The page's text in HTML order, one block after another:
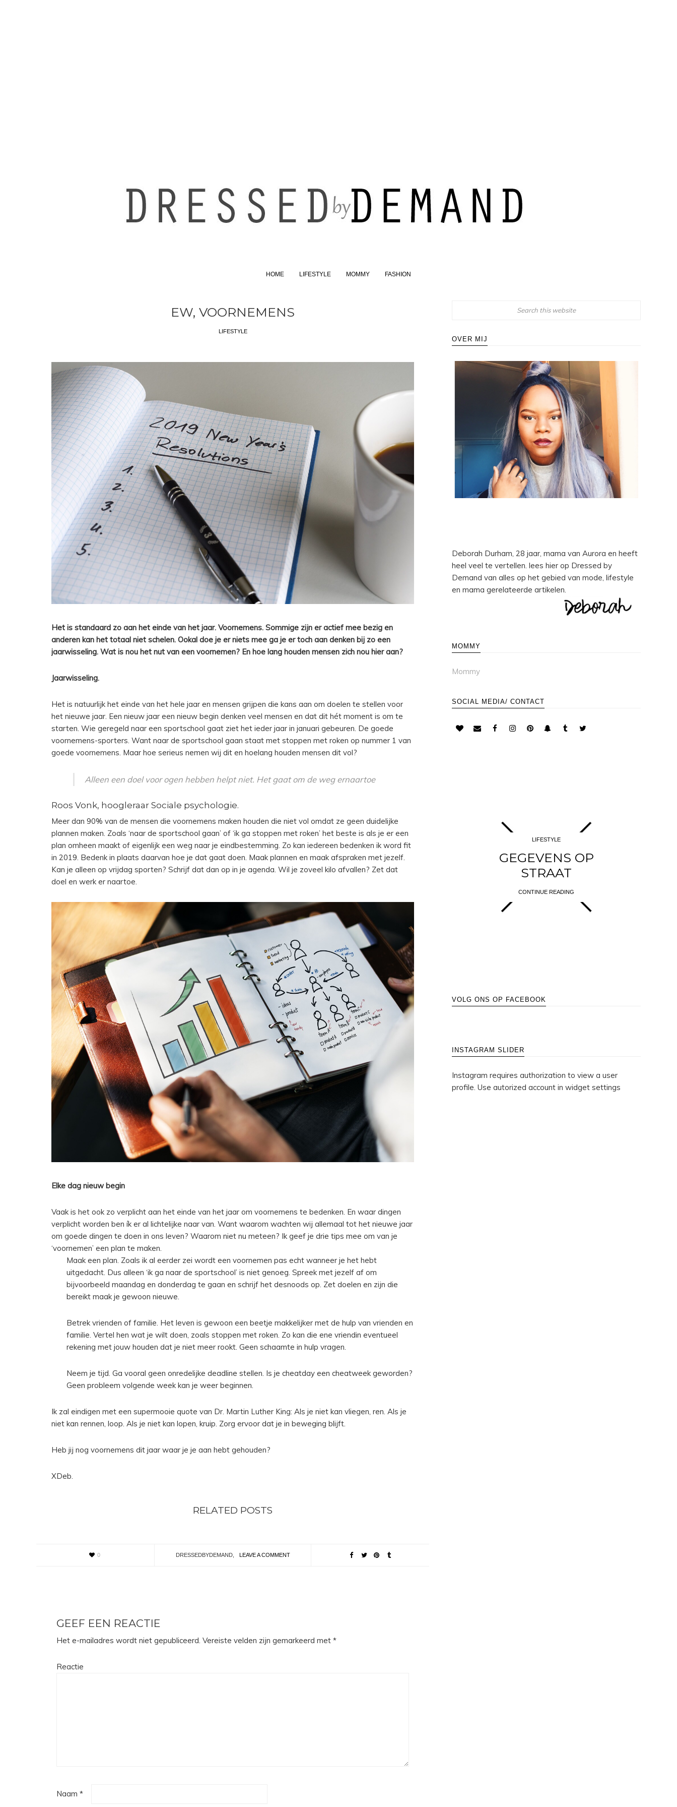
HOME LIFESTYLE MOMMY FASHION
EW, VOORNEMENS
LIFESTYLE
Het is standaard zo aan het einde van het jaar. Voornemens. Sommige zijn er actief mee bezig en
anderen kan het totaal niet schelen. Ookal doe je er niets mee ga je er toch aan denken bij zo een
jaarwisseling. Wat is nou het nut van een voornemen? En hoe lang houden mensen zich nou hier aan?
Jaarwisseling.
Het is natuurlijk het einde van het hele jaar en mensen grijpen die kans aan om doelen te stellen voor
het nieuwe jaar. Een nieuw jaar een nieuw begin denken veel mensen en dat dit hét moment is om te
starten. Wie geregeld naar een sportschool gaat ziet het ieder jaar in januari gebeuren. De goede
voornemens-sporters. Want naar de sportschool gaan staat met stoppen met roken op nummer 1 van
goede voornemens. Maar hoe serieus nemen wij dit en hoelang houden mensen dit vol?
Alleen een doel voor ogen hebben helpt niet. Het gaat om de weg ernaartoe
Roos Vonk, hoogleraar Sociale psychologie.
Meer dan 90% van de mensen die voornemens maken houden die niet vol omdat ze geen duidelijke
plannen maken. Zoals ‘naar de sportschool gaan’ of ‘ik ga stoppen met roken’ het beste is als je er een
plan omheen maakt of eigenlijk een weg naar je eindbestemming. Zo kan iedereen bedenken ik word fit
in 2019. Bedenk in plaats daarvan hoe je dat gaat doen. Maak plannen en maak afspraken met jezelf.
Kan je alleen op vrijdag sporten? Schrijf dat dan op in je agenda. Wil je zoveel kilo afvallen? Zet dat
doel en werk er naartoe.
Elke dag nieuw begin
Vaak is het ook zo verplicht aan het einde van het jaar om voornemens te bedenken. En waar dingen
verplicht worden ben ík er al lichtelijke naar van. Want waarom wachten wij allemaal tot het nieuwe jaar
om goede dingen te doen in ons leven? Waarom niet nu meteen? Ik geef je drie tips mee om van je
‘voornemen’ een plan te maken.
Maak een plan. Zoals ik al eerder zei wordt een voornemen pas echt wanneer je het hebt
uitgedacht. Dus alleen ‘ik ga naar de sportschool’ is niet genoeg. Spreek met jezelf af om
bijvoorbeeld maandag en donderdag te gaan en schrijf het desnoods op. Zet doelen en zijn die
bereikt maak je gewoon nieuwe.
Betrek vrienden of familie. Het leven is gewoon een beetje makkelijker met de hulp van vrienden en
familie. Vertel hen wat je wilt doen, zoals stoppen met roken. Zo kan die ene vriendin eventueel
rekening met jouw houden dat je niet meer rookt. Geen schaamte in hulp vragen.
Neem je tijd. Ga vooral geen onredelijke deadline stellen. Is je cheatday een cheatweek geworden?
Geen probleem volgende week kan je weer beginnen.
Ik zal eindigen met een supermooie quote van Dr. Martin Luther King: Als je niet kan vliegen, ren. Als je
niet kan rennen, loop. Als je niet kan lopen, kruip. Zorg ervoor dat je in beweging blijft.
Heb jij nog voornemens dit jaar waar je je aan hebt gehouden?
XDeb.
RELATED POSTS
0 DRESSEDBYDEMAND, LEAVE A COMMENT
GEEF EEN REACTIE
Het e-mailadres wordt niet gepubliceerd. Vereiste velden zijn gemarkeerd met *
Reactie
Naam *
OVER MIJ
Deborah Durham, 28 jaar, mama van Aurora en heeft
heel veel te vertellen. lees hier op Dressed by
Demand van alles op het gebied van mode, lifestyle
en mama gerelateerde artikelen.
MOMMY
Mommy
SOCIAL MEDIA/ CONTACT
FASHION
LINGERIE, WEL OF
NIET?
GEEN ‘BLACK
FRIDAY’
LIFESTYLE
GEGEVENS OP
STRAAT
CONTINUE READING
VOLG ONS OP FACEBOOK
INSTAGRAM SLIDER
Instagram requires authorization to view a user
profile. Use autorized account in widget settings